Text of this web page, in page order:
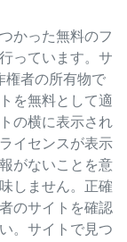
かった無料のフ
っています。サ
権者の所有物で
を無料として適
の横に表示され
イセンスが表示
がないことを意
しません。正確
のサイトを確認
。サイトで見つ